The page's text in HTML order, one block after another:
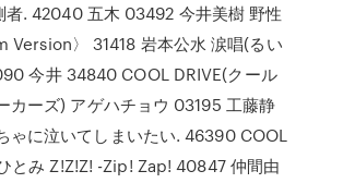
者. 42040 五木 03492 今井美樹 野性
Version〉 31418 岩本公水 涙唱(るい
今井 34840 COOL DRIVE(クール
カーズ) アゲハチョウ 03195 工藤静
ゃに泣いてしまいたい. 46390 COOL
とみ Z!Z!Z! -Zip! Zap! 40847 仲間由